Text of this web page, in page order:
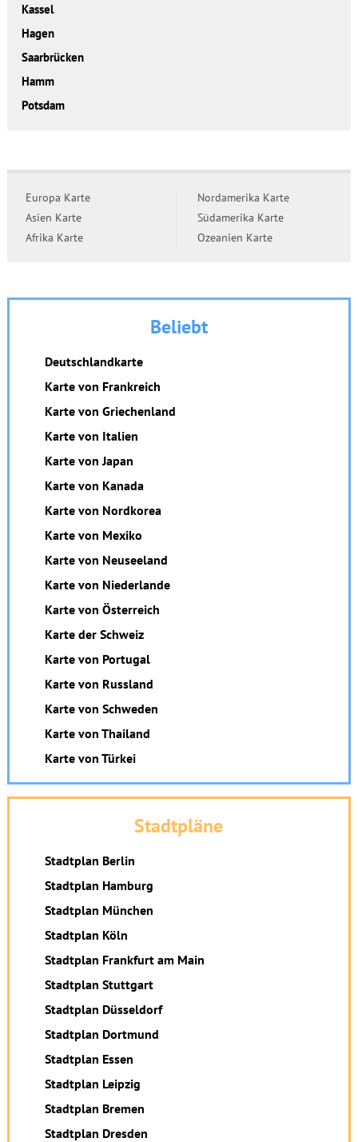
Kassel
Hagen
Saarbrücken
Hamm
Potsdam
Europa Karte
Asien Karte
Afrika Karte
Nordamerika Karte
Südamerika Karte
Ozeanien Karte
Beliebt
Deutschlandkarte
Karte von Frankreich
Karte von Griechenland
Karte von Italien
Karte von Japan
Karte von Kanada
Karte von Nordkorea
Karte von Mexiko
Karte von Neuseeland
Karte von Niederlande
Karte von Österreich
Karte der Schweiz
Karte von Portugal
Karte von Russland
Karte von Schweden
Karte von Thailand
Karte von Türkei
Stadtpläne
Stadtplan Berlin
Stadtplan Hamburg
Stadtplan München
Stadtplan Köln
Stadtplan Frankfurt am Main
Stadtplan Stuttgart
Stadtplan Düsseldorf
Stadtplan Dortmund
Stadtplan Essen
Stadtplan Leipzig
Stadtplan Bremen
Stadtplan Dresden